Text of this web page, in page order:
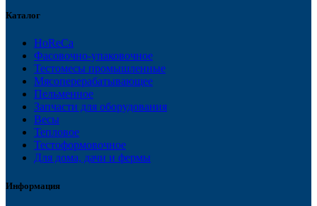
Каталог
HoReCa
Фасовочно-упаковочное
Тестомесы промышленные
Мясоперерабатывающее
Пельменное
Запчасти для оборудования
Весы
Тепловое
Тестоформовочное
Для дома, дачи и фермы
Информация